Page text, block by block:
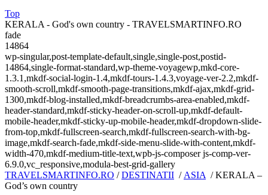
Top
KERALA - God's own country - TRAVELSMARTINFO.RO
fade
14864
wp-singular,post-template-default,single,single-post,postid-
14864,single-format-standard,wp-theme-voyagewp,mkd-core-
1.3.1,mkdf-social-login-1.4,mkdf-tours-1.4.3,voyage-ver-2.2,mkdf-
smooth-scroll,mkdf-smooth-page-transitions,mkdf-ajax,mkdf-grid-
1300,mkdf-blog-installed,mkdf-breadcrumbs-area-enabled,mkdf-
header-standard,mkdf-sticky-header-on-scroll-up,mkdf-default-
mobile-header,mkdf-sticky-up-mobile-header,mkdf-dropdown-slide-
from-top,mkdf-fullscreen-search,mkdf-fullscreen-search-with-bg-
image,mkdf-search-fade,mkdf-side-menu-slide-with-content,mkdf-
width-470,mkdf-medium-title-text,wpb-js-composer js-comp-ver-
6.9.0,vc_responsive,modula-best-grid-gallery
TRAVELSMARTINFO.RO /DESTINATII / ASIA /KERALA –
God’s own country